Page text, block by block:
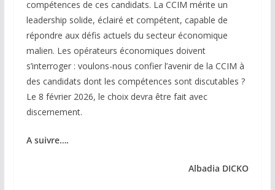
compétences de ces candidats. La CCIM mérite un
leadership solide, éclairé et compétent, capable de
répondre aux défis actuels du secteur économique
malien. Les opérateurs économiques doivent
s’interroger : voulons-nous confier l’avenir de la CCIM à
des candidats dont les compétences sont discutables ?
Le 8 février 2026, le choix devra être fait avec
discernement.
A suivre….
Albadia DICKO